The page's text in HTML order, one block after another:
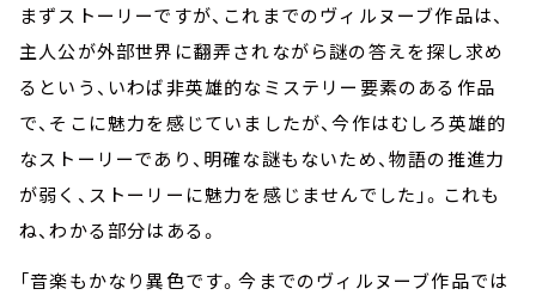
まずストーリーですが、これまでのヴィルヌーブ作品は、
主人公が外部世界に翻弄されながら謎の答えを探し求め
るという、いわば非英雄的なミステリー要素のある作品
で、そこに魅力を感じていましたが、今作はむしろ英雄的
なストーリーであり、明確な謎もないため、物語の推進力
が弱く、ストーリーに魅力を感じませんでした」。これも
ね、わかる部分はある。
「音楽もかなり異色です。今までのヴィルヌーブ作品では